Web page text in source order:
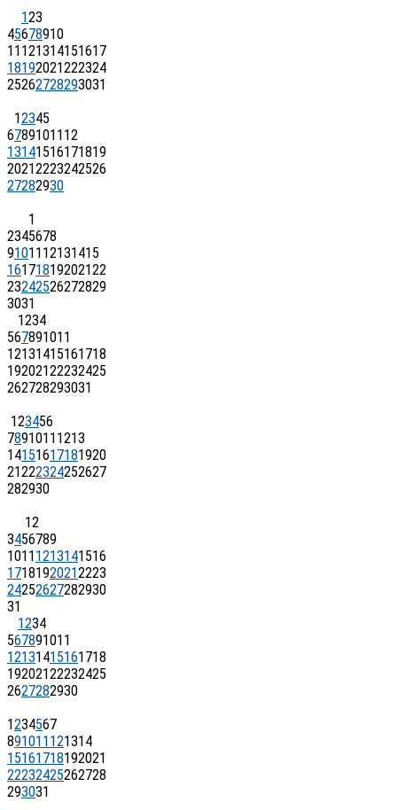
123
45678910
11 121314151617
18192021222324
25262728293031
12345
67891011 12
13141516171819
20212223242526
27282930
1
2345678
91011 12131415
16171819202122
23242526272829
3031
1234
567891011
12131415161718
19202122232425
262728293031
123456
7891011 1213
14151617181920
21222324252627
282930
12
3456789
1011 1213141516
17181920212223
24252627282930
31
1234
567891011
12131415161718
19202122232425
2627282930
1234567
891011 121314
15161718192021
22232425262728
293031